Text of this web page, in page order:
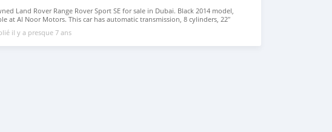
Land Rover Range Rover Sport SE for sale in Dubai. Black 2014 model,
at Al Noor Motors. This car has automatic transmission, 8 cylinders, 22″
and black interior. 50,493 km, Imported specs.
il y a presque 7 ans